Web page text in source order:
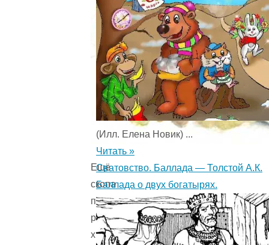
Ещё
скопа
прилетела,
рыбный
хищник,
(Илл. Елена Новик) ...
Читать »
Сватовство. Баллада — Толстой А.К.
Баллада о двух богатырях.